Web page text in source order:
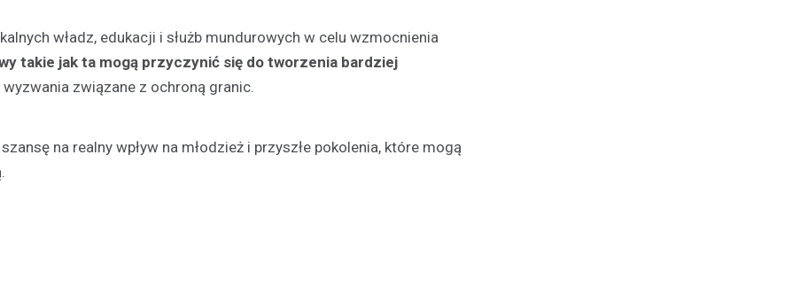
władz, edukacji i służb mundurowych w celu wzmocnienia
takie jak ta mogą przyczynić się do tworzenia bardziej
związane z ochroną granic.
na realny wpływ na młodzież i przyszłe pokolenia, które mogą